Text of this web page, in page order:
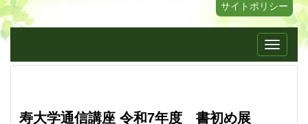
サイトポリシー
Toggle
寿大学通信講座 令和7年度 書初め展